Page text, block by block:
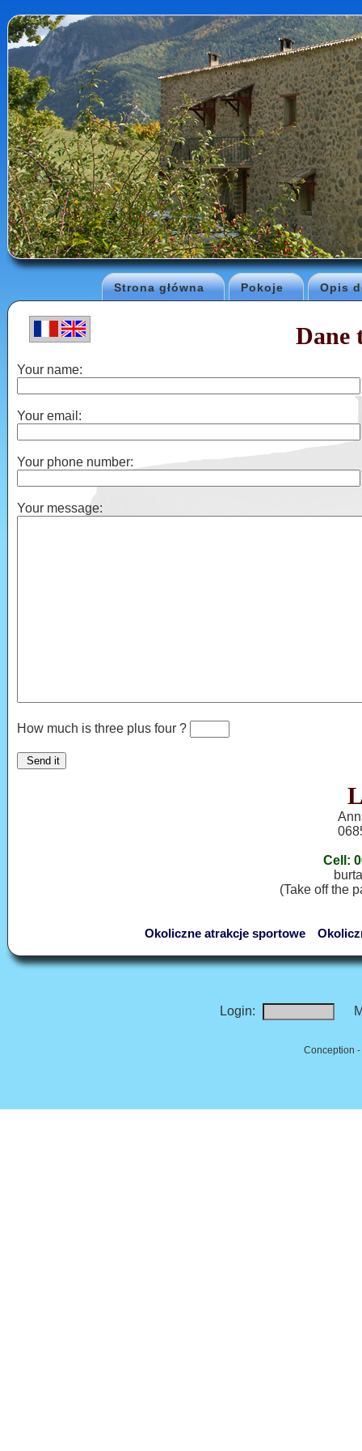
Strona główna Pokoje Opis
Dane
Your name:
Your email:
Your phone number:
Your message:
How much is three plus four ?
Cell:
(Take off the
Okoliczne atrakcje sportowe
Login:
Conception